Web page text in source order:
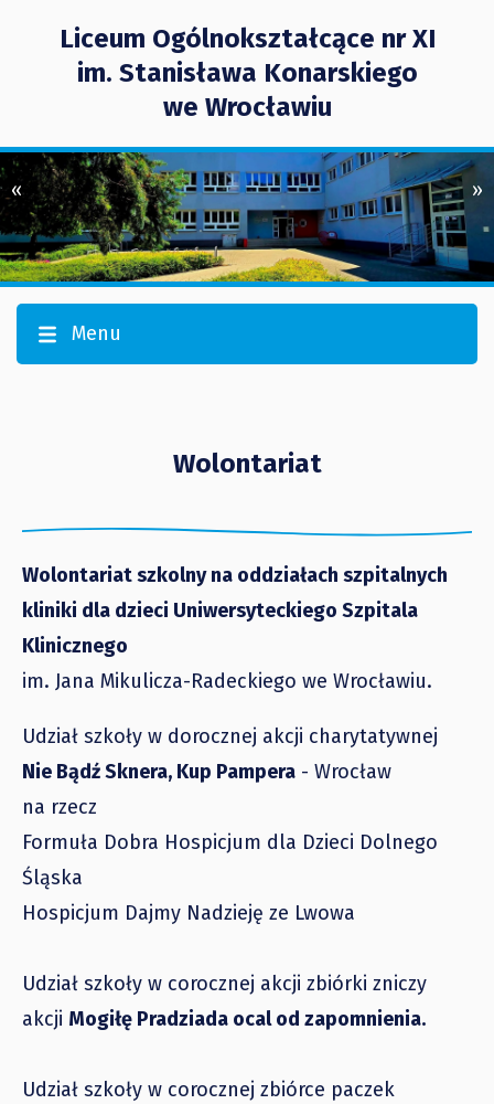
Liceum Ogólnokształcące nr XI
im. Stanisława Konarskiego
we Wrocławiu
« »
Menu
Wolontariat
Wolontariat szkolny na oddziałach szpitalnych
kliniki dla dzieci Uniwersyteckiego Szpitala
Klinicznego
im. Jana Mikulicza-Radeckiego we Wrocławiu.
Udział szkoły w dorocznej akcji charytatywnej
Nie Bądź Sknera, Kup Pampera - Wrocław
na rzecz
Formuła Dobra Hospicjum dla Dzieci Dolnego
Śląska
Hospicjum Dajmy Nadzieję ze Lwowa
Udział szkoły w corocznej akcji zbiórki zniczy
akcji Mogiłę Pradziada ocal od zapomnienia.
Udział szkoły w corocznej zbiórce paczek